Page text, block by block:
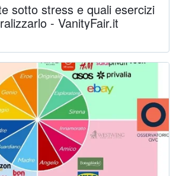
sotto stress e quali esercizi
- VanityFair.it